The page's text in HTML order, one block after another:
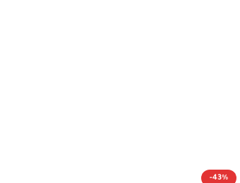
-43%